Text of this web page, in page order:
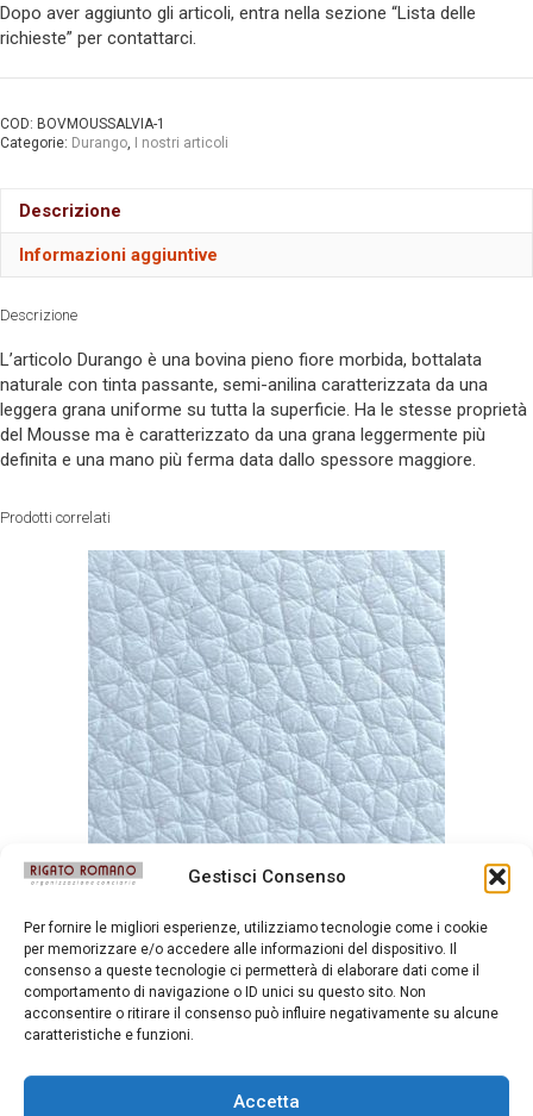
Gestisci Consenso
Per fornire le migliori esperienze, utilizziamo tecnologie come i cookie
per memorizzare e/o accedere alle informazioni del dispositivo. Il
consenso a queste tecnologie ci permetterà di elaborare dati come il
comportamento di navigazione o ID unici su questo sito. Non
acconsentire o ritirare il consenso può influire negativamente su alcune
caratteristiche e funzioni.
Accetta
Dopo aver aggiunto gli articoli, entra nella sezione “Lista delle
richieste” per contattarci.
COD: BOVMOUSSALVIA-1
Categorie: Durango, I nostri articoli
Descrizione
Informazioni aggiuntive
Descrizione
L’articolo Durango è una bovina pieno fiore morbida, bottalata
naturale con tinta passante, semi-anilina caratterizzata da una
leggera grana uniforme su tutta la superficie. Ha le stesse proprietà
del Mousse ma è caratterizzato da una grana leggermente più
definita e una mano più ferma data dallo spessore maggiore.
Prodotti correlati
Durango Gesso